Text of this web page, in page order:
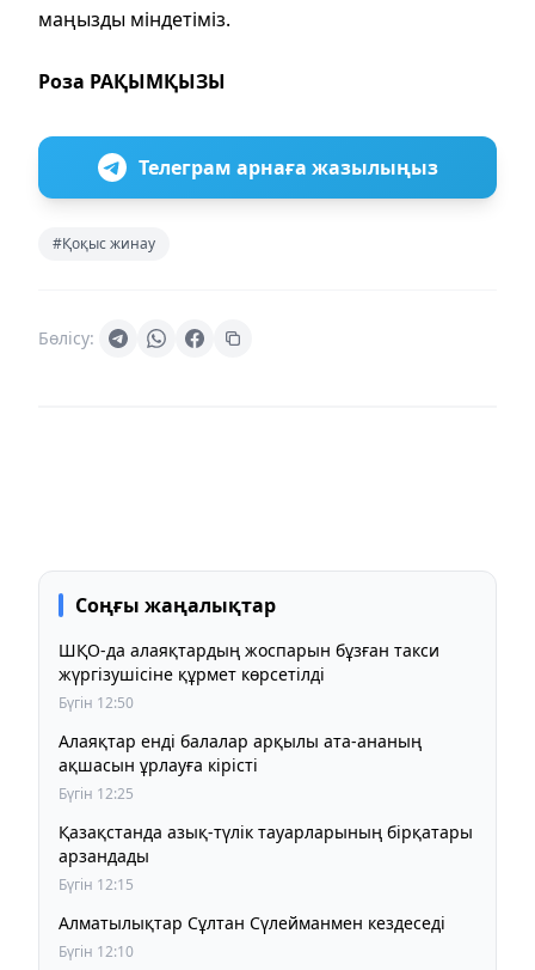
маңызды міндетіміз.
Роза РАҚЫМҚЫЗЫ
Телеграм арнаға жазылыңыз
#Қоқыс жинау
Бөлісу:
Соңғы жаңалықтар
ШҚО-да алаяқтардың жоспарын бұзған такси
жүргізушісіне құрмет көрсетілді
Бүгін 12:50
Алаяқтар енді балалар арқылы ата-ананың
ақшасын ұрлауға кірісті
Бүгін 12:25
Қазақстанда азық-түлік тауарларының бірқатары
арзандады
Бүгін 12:15
Алматылықтар Сұлтан Сүлейманмен кездеседі
Бүгін 12:10